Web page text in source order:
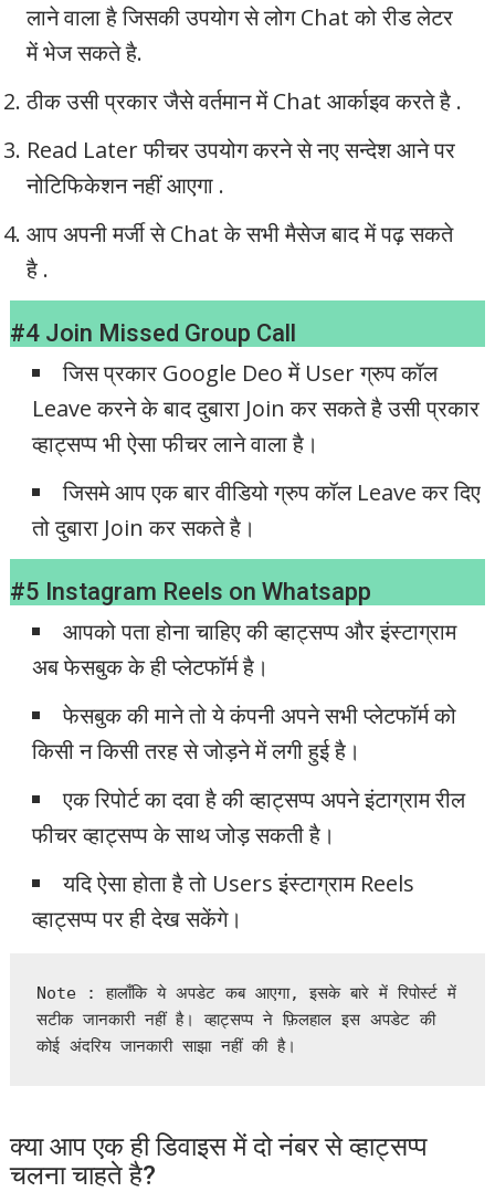
लाने वाला है जिसकी उपयोग से लोग Chat को रीड लेटर
में भेज सकते है.
ठीक उसी प्रकार जैसे वर्तमान में Chat आर्काइव करते है .
Read Later फीचर उपयोग करने से नए सन्देश आने पर
नोटिफिकेशन नहीं आएगा .
आप अपनी मर्जी से Chat के सभी मैसेज बाद में पढ़ सकते
है .
#4 Join Missed Group Call
जिस प्रकार Google Deo में User ग्रुप कॉल
Leave करने के बाद दुबारा Join कर सकते है उसी प्रकार
व्हाट्सप्प भी ऐसा फीचर लाने वाला है।
जिसमे आप एक बार वीडियो ग्रुप कॉल Leave कर दिए
तो दुबारा Join कर सकते है।
#5 Instagram Reels on Whatsapp
आपको पता होना चाहिए की व्हाट्सप्प और इंस्टाग्राम
अब फेसबुक के ही प्लेटफॉर्म है।
फेसबुक की माने तो ये कंपनी अपने सभी प्लेटफॉर्म को
किसी न किसी तरह से जोड़ने में लगी हुई है।
एक रिपोर्ट का दवा है की व्हाट्सप्प अपने इंटाग्राम रील
फीचर व्हाट्सप्प के साथ जोड़ सकती है।
यदि ऐसा होता है तो Users इंस्टाग्राम Reels
व्हाट्सप्प पर ही देख सकेंगे।
Note : हालाँकि ये अपडेट कब आएगा, इसके बारे में रिपोर्स्ट में
सटीक जानकारी नहीं है। व्हाट्सप्प ने फ़िलहाल इस अपडेट की
कोई अंदरिय जानकारी साझा नहीं की है।
क्या आप एक ही डिवाइस में दो नंबर से व्हाट्सप्प
चलना चाहते है?